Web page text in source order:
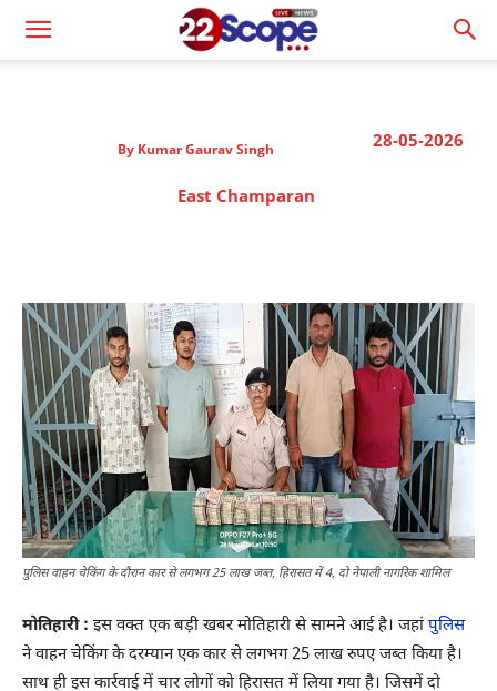
28-05-2026
By Kumar Gaurav Singh
East Champaran
पुलिस वाहन चेकिंग के दौरान कार से लगभग 25 लाख जब्त, हिरासत में 4, दो नेपाली नागरिक शामिल
मोतिहारी : इस वक्त एक बड़ी खबर मोतिहारी से सामने आई है। जहां पुलिस
ने वाहन चेकिंग के दरम्यान एक कार से लगभग 25 लाख रुपए जब्त किया है।
साथ ही इस कार्रवाई में चार लोगों को हिरासत में लिया गया है। जिसमें दो